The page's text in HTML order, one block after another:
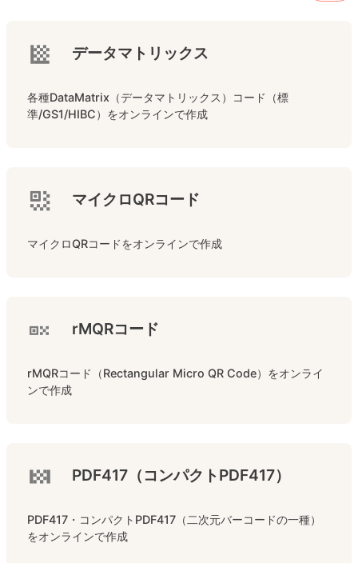
データマトリックス
各種DataMatrix（データマトリックス）コード（標
準/GS1/HIBC）をオンラインで作成
マイクロQRコード
マイクロQRコードをオンラインで作成
rMQRコード
rMQRコード（Rectangular Micro QR Code）をオンライ
ンで作成
PDF417（コンパクトPDF417）
PDF417・コンパクトPDF417（二次元バーコードの一種）
をオンラインで作成